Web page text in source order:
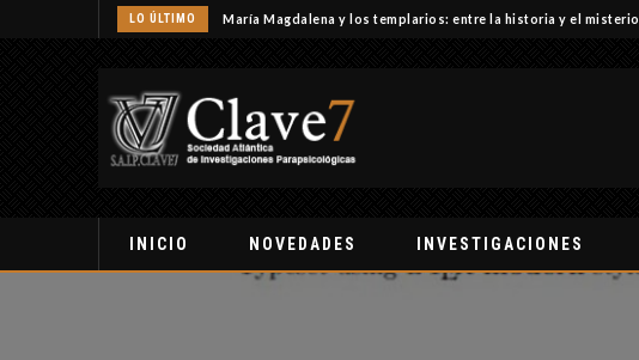
LO ÚLTIMO María Magdalena y los templarios: entre la historia y el misterio
INICIO NOVEDADES INVESTIGACIONES